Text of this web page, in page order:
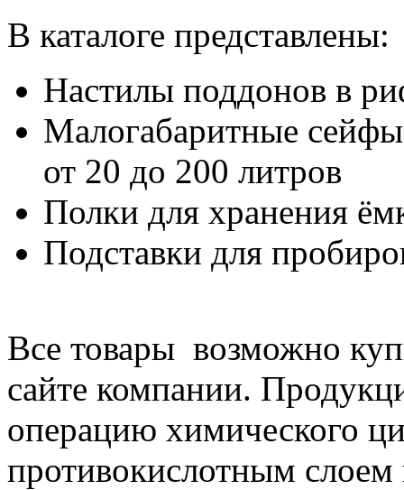
В каталоге представлены:
Настилы поддонов в
Малогабаритные
от 20 до 200 литров
Полки для хранения
Подставки для
Все товары возможно
сайте компании.
операцию химического
противокислотным слоем